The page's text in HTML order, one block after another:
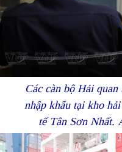
Các càn bộ Hải
nhập khẩu tại kho
tế Tân Sơn Nhất.